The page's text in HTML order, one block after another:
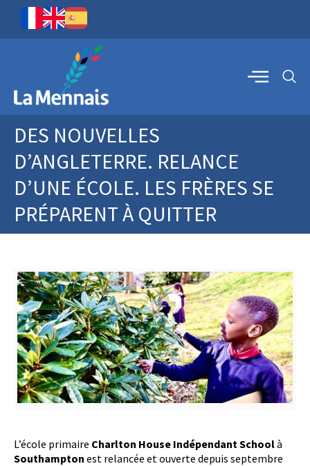
DES NOUVELLES
D’ANGLETERRE. RELANCE
D’UNE ÉCOLE. LES FRÈRES SE
PRÉPARENT À QUITTER
L’école primaire Charlton House Indépendant Schoolà
Southampton est relancée et ouverte depuis septembre